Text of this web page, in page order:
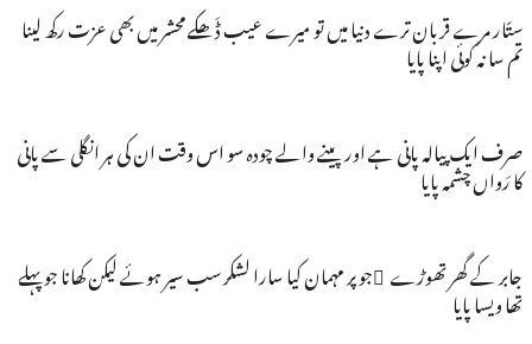
ستّار مرے قربان ترے دنیا میں تو میرے عیب ڈَھکے محشر میں بھی عزت رکھ لینا
تم سا نہ کوئی اپنا پایا
صرف ایک پیالہ پانی ہے اور پینے والے چودہ سو اس وقت ان کی ہر انگلی سے پانی
کا رَواں چشمہ پایا
جابر کے گھر تھوڑے َجو پر مہمان کیا سارا لشکر سب سیر ہوئے لیکن کھانا جو پہلے
تھا ویسا پایا